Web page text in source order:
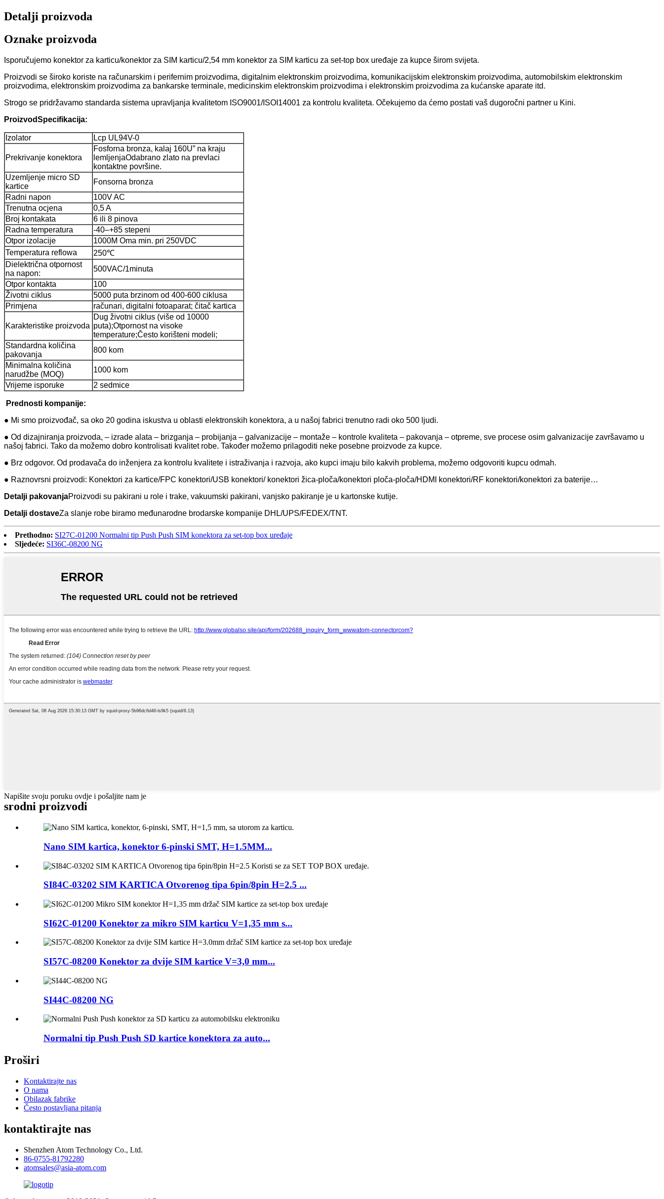
Detalji proizvoda
Oznake proizvoda
Isporučujemo konektor za karticu/konektor za SIM karticu/2,54 mm konektor za SIM karticu za set-top box uređaje za kupce širom svijeta.
Proizvodi se široko koriste na računarskim i perifernim proizvodima, digitalnim elektronskim proizvodima, komunikacijskim elektronskim proizvodima, automobilskim elektronskim
proizvodima, elektronskim proizvodima za bankarske terminale, medicinskim elektronskim proizvodima i elektronskim proizvodima za kućanske aparate itd.
Strogo se pridržavamo standarda sistema upravljanja kvalitetom ISO9001/ISOI14001 za kontrolu kvaliteta. Očekujemo da ćemo postati vaš dugoročni partner u Kini.
ProizvodSpecifikacija:
Izolator Lcp UL94V-0
Prekrivanje konektora
Fosforna bronza, kalaj 160U” na kraju
lemljenjaOdabrano zlato na prevlaci
kontaktne površine.
Uzemljenje micro SD
kartice
Fonsorna bronza
Radni napon
100V AC
Trenutna ocjena
0,5 A
Broj kontakata
6 ili 8 pinova
Radna temperatura
-40–+85 stepeni
Otpor izolacije
1000M Oma min. pri 250VDC
Temperatura reflowa
250℃
Dielektrična otpornost
na napon:
500VAC/1minuta
Otpor kontakta
100
Životni ciklus
5000 puta brzinom od 400-600 ciklusa
Primjena
računari, digitalni fotoaparat; čitač kartica
Karakteristike proizvoda
Dug životni ciklus (više od 10000
puta);Otpornost na visoke
temperature;Često korišteni modeli;
Standardna količina
pakovanja
800 kom
Minimalna količina
narudžbe (MOQ)
1000 kom
Vrijeme isporuke
2 sedmice
Prednosti kompanije:
● Mi smo proizvođač, sa oko 20 godina iskustva u oblasti elektronskih konektora, a u našoj fabrici trenutno radi oko 500 ljudi.
● Od dizajniranja proizvoda, – izrade alata – brizganja – probijanja – galvanizacije – montaže – kontrole kvaliteta – pakovanja – otpreme, sve procese osim galvanizacije završavamo u
našoj fabrici. Tako da možemo dobro kontrolisati kvalitet robe. Također možemo prilagoditi neke posebne proizvode za kupce.
● Brz odgovor. Od prodavača do inženjera za kontrolu kvalitete i istraživanja i razvoja, ako kupci imaju bilo kakvih problema, možemo odgovoriti kupcu odmah.
● Raznovrsni proizvodi: Konektori za kartice/FPC konektori/USB konektori/ konektori žica-ploča/konektori ploča-ploča/HDMI konektori/RF konektori/konektori za baterije…
Detalji pakovanjaProizvodi su pakirani u role i trake, vakuumski pakirani, vanjsko pakiranje je u kartonske kutije.
Detalji dostaveZa slanje robe biramo međunarodne brodarske kompanije DHL/UPS/FEDEX/TNT.
Prethodno: SI27C-01200 Normalni tip Push Push SIM konektora za set-top box uređaje
Sljedeće: SI36C-08200 NG
Napišite svoju poruku ovdje i pošaljite nam je
srodni proizvodi
Nano SIM kartica, konektor 6-pinski SMT, H=1.5MM...
SI84C-03202 SIM KARTICA Otvorenog tipa 6pin/8pin H=2.5 ...
SI62C-01200 Konektor za mikro SIM karticu V=1,35 mm s...
SI57C-08200 Konektor za dvije SIM kartice V=3,0 mm...
SI44C-08200 NG
Normalni tip Push Push SD kartice konektora za auto...
Proširi
Kontaktirajte nas
O nama
Obilazak fabrike
Često postavljana pitanja
kontaktirajte nas
Shenzhen Atom Technology Co., Ltd.
86-0755-81792280
atomsales@asia-atom.com